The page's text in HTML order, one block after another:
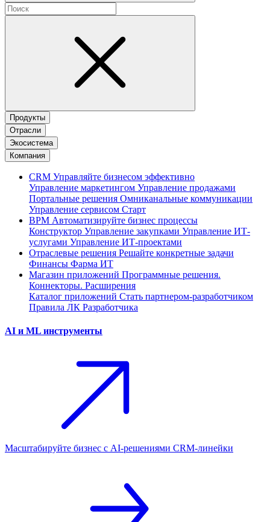
Продукты
Отрасли
Экосистема
Компания
CRM Управляйте бизнесом эффективно
Управление маркетингом Управление продажами
Портальные решения Омниканальные коммуникации
Управление сервисом Старт
BPM Автоматизируйте бизнес процессы
Конструктор Управление закупками Управление ИТ-
услугами Управление ИТ-проектами
Отраслевые решения Решайте конкретные задачи
Финансы Фарма ИТ
Магазин приложений Программные решения.
Коннекторы. Расширения
Каталог приложений Стать партнером-разработчиком
Правила ЛК Разработчика
AI и ML инструменты
Масштабируйте бизнес с AI‑решениями CRM‑линейки